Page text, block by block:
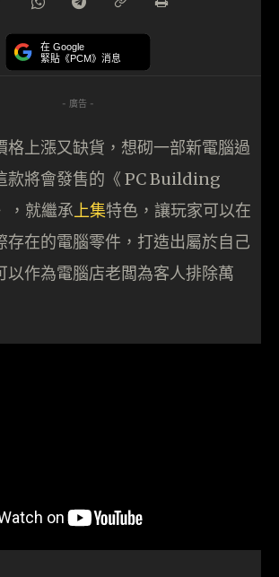
在 Google
緊貼《PCM》消息
- 廣告 -
格上漲又缺貨，想砌一部新電腦過
款將會發售的《 PC Building
就繼承上集特色，讓玩家可以在
存在的電腦零件，打造出屬於自己
以作為電腦店老闆為客人排除萬